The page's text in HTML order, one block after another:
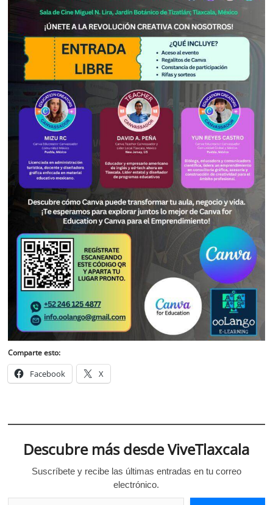
Comparte esto:
Facebook X
Descubre más desde ViveTlaxcala
Suscríbete y recibe las últimas entradas en tu correo
electrónico.
Escribe tu correo electrónico…